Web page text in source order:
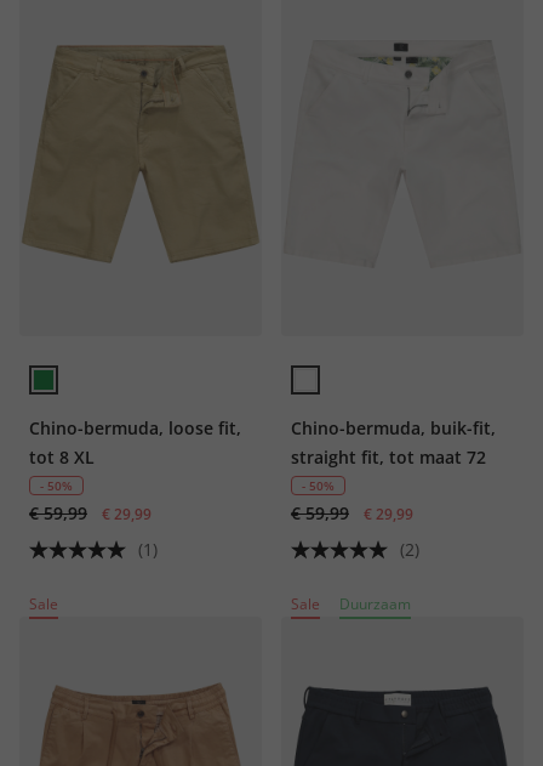
Chino-bermuda, loose fit,
tot 8 XL
- 50%
€ 59,99 € 29,99
(1)
Chino-bermuda, buik-fit,
straight fit, tot maat 72
- 50%
€ 59,99 € 29,99
(2)
Sale Sale Duurzaam